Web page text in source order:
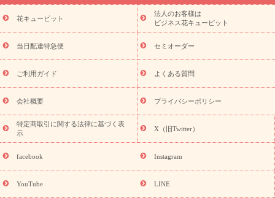
ーブドフラワー
季節のイベント
ひまわり ギフト・プレゼント
特集
お盆 花（新盆・初盆） 季節のイベント
お盆 花（新
盆・初盆）
お盆 花（新盆・初盆）
お盆・お供え 花とセットギ
フト
お盆・お供え プリザーブドフラワー
ひまわり ギフト・プ
レゼント特集
夏の花贈り・お中元・暑中見舞い 花のギフト特集
敬老の日におくる花ギフト・プレゼント特集
花ギフト・プレゼント特集
敬老の日 花のおすすめランキング
敬
老の日 花鉢植えのギフト・プレゼント特集
敬老の日 花とセットギ
フト・プレゼント特集
敬老の日の花 全てのギフト一覧
キャン
ペーン
映画『ウォーターガーディアンズ』コラボキャンペーン
「きょう誕生日なんです」キャンペーン
誕生日の花を探す
誕生日フラワーギフト 誕生日フラワーギフト特集
(トルコキキョウ)
9月の誕生花(リンドウ)
花キューピット
法人のお客様は
ビジネス花キューピット
当日配達特急便 セミオーダー
ご利用ガイド よくある質問
会社概要 プライバシーポリシー
特定商取引に関する法律に基づく表
示
X（旧Twitter）
facebook Instagram
YouTube LINE